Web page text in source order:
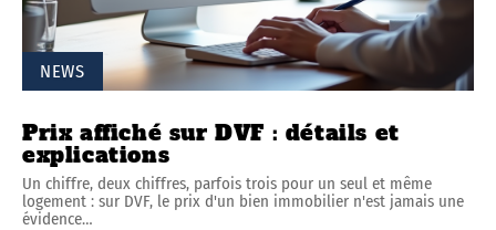
NEWS
Prix affiché sur DVF : détails et
explications
Un chiffre, deux chiffres, parfois trois pour un seul et même
logement : sur DVF, le prix d'un bien immobilier n'est jamais une
évidence…